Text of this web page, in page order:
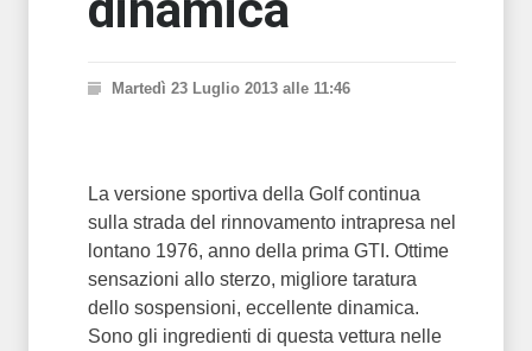
Martedì 23 Luglio 2013 alle 11:46
La versione sportiva della Golf continua
sulla strada del rinnovamento intrapresa nel
lontano 1976, anno della prima GTI. Ottime
sensazioni allo sterzo, migliore taratura
dello sospensioni, eccellente dinamica.
Sono gli ingredienti di questa vettura nelle